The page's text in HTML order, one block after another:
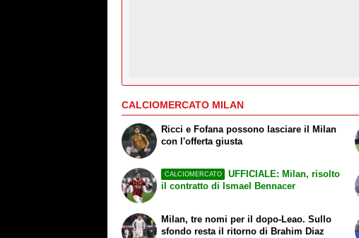
CALCIOMERCATO MILAN
Ricci e Fofana possono lasciare il Milan
con l'offerta giusta
CALCIOMERCATO
UFFICIALE: Milan, risolto
il contratto di Ismael Bennacer
Milan, tre nomi per il dopo-Leao. Sullo
sfondo resta il ritorno di Brahim Diaz